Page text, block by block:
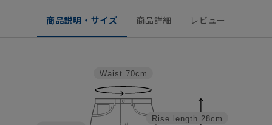
商品説明・サイズ 商品詳細 レビュー
Rise length 28cm
Waist 70cm